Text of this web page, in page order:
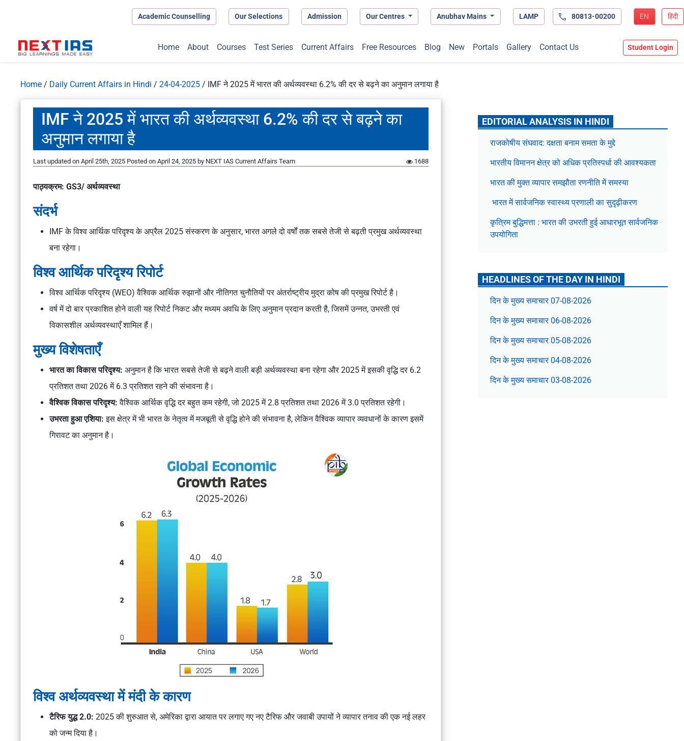
Academic Counselling Our Selections Admission Our Centres Anubhav Mains LAMP 80813-00200 EN हिंदी
Home About Courses Test Series Current Affairs Free Resources Blog New Portals Gallery Contact Us Student Login
Home / Daily Current Affairs in Hindi / 24-04-2025 / IMF ने 2025 में भारत की अर्थव्यवस्था 6.2% की दर से बढ़ने का अनुमान लगाया है
IMF ने 2025 में भारत की अर्थव्यवस्था 6.2% की दर से बढ़ने का
अनुमान लगाया है
Last updated on April 25th, 2025 Posted on April 24, 2025 by NEXT IAS Current Affairs Team 1688
पाठ्यक्रम: GS3/ अर्थव्यवस्था
संदर्भ
IMF के विश्व आर्थिक परिदृश्य के अप्रैल 2025 संस्करण के अनुसार, भारत अगले दो वर्षों तक सबसे तेजी से बढ़ती प्रमुख अर्थव्यवस्था
बना रहेगा।
विश्व आर्थिक परिदृश्य रिपोर्ट
विश्व आर्थिक परिदृश्य (WEO) वैश्विक आर्थिक रुझानों और नीतिगत चुनौतियों पर अंतर्राष्ट्रीय मुद्रा कोष की प्रमुख रिपोर्ट है।
वर्ष में दो बार प्रकाशित होने वाली यह रिपोर्ट निकट और मध्यम अवधि के लिए अनुमान प्रदान करती है, जिसमें उन्नत, उभरती एवं
विकासशील अर्थव्यवस्थाएँ शामिल हैं।
मुख्य विशेषताएँ
भारत का विकास परिदृश्य: अनुमान है कि भारत सबसे तेजी से बढ़ने वाली बड़ी अर्थव्यवस्था बना रहेगा और 2025 में इसकी वृद्धि दर 6.2
प्रतिशत तथा 2026 में 6.3 प्रतिशत रहने की संभावना है।
वैश्विक विकास परिदृश्य:वैश्विक आर्थिक वृद्धि दर बहुत कम रहेगी, जो 2025 में 2.8 प्रतिशत तथा 2026 में 3.0 प्रतिशत रहेगी।
उभरता हुआ एशिया:इस क्षेत्र में भी भारत के नेतृत्व में मजबूती से वृद्धि होने की संभावना है, लेकिन वैश्विक व्यापार व्यवधानों के कारण इसमें
गिरावट का अनुमान है।
विश्व अर्थव्यवस्था में मंदी के कारण
टैरिफ युद्ध 2.0: 2025 की शुरुआत से, अमेरिका द्वारा आयात पर लगाए गए नए टैरिफ और जवाबी उपायों ने व्यापार तनाव की एक नई लहर
को जन्म दिया है।
EDITORIAL ANALYSIS IN HINDI
राजकोषीय संघवाद: दक्षता बनाम समता के मुद्दे
भारतीय विमानन क्षेत्र को अधिक प्रतिस्पर्धा की आवश्यकता
भारत की मुक्त व्यापार समझौता रणनीति में समस्या
भारत में सार्वजनिक स्वास्थ्य प्रणाली का सुदृढ़ीकरण
कृत्रिम बुद्धिमत्ता : भारत की उभरती हुई आधारभूत सार्वजनिक
उपयोगिता
HEADLINES OF THE DAY IN HINDI
दिन के मुख्य समाचार 07-08-2026
दिन के मुख्य समाचार 06-08-2026
दिन के मुख्य समाचार 05-08-2026
दिन के मुख्य समाचार 04-08-2026
दिन के मुख्य समाचार 03-08-2026